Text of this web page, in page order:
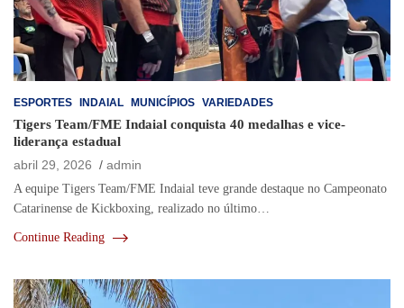
ESPORTES INDAIAL MUNICÍPIOS VARIEDADES
Tigers Team/FME Indaial conquista 40 medalhas e vice-
liderança estadual
abril 29, 2026
admin
A equipe Tigers Team/FME Indaial teve grande destaque no Campeonato
Catarinense de Kickboxing, realizado no último…
Continue Reading